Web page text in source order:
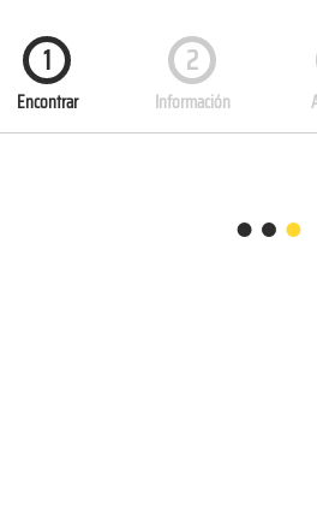
1
Encontrar
2
Información